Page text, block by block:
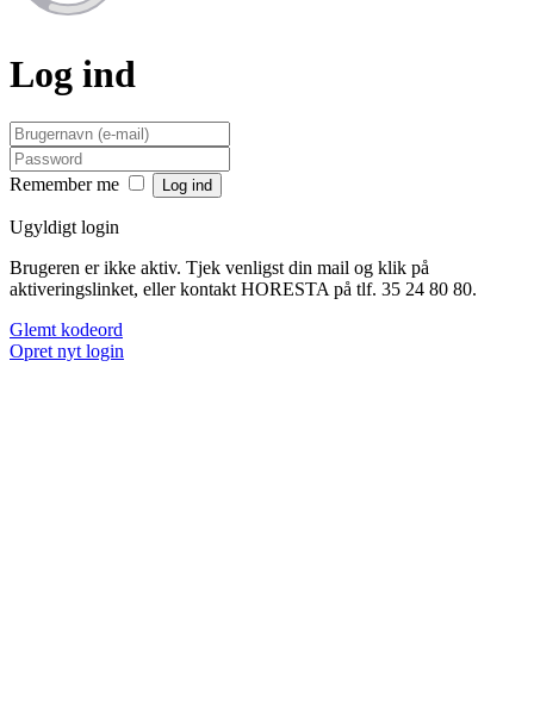
Log ind
Remember me
Ugyldigt login
Brugeren er ikke aktiv. Tjek venligst din mail og klik på
aktiveringslinket, eller kontakt HORESTA på tlf. 35 24 80 80.
Glemt kodeord
Opret nyt login